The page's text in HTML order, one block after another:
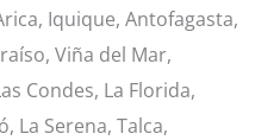
Iquique, Antofagasta,
Viña del Mar,
Condes, La Florida,
La Serena, Talca,